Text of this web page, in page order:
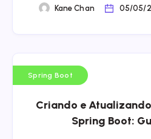
Kane Chan 05/05/
Spring Boot
Criando e
Spring Boot: